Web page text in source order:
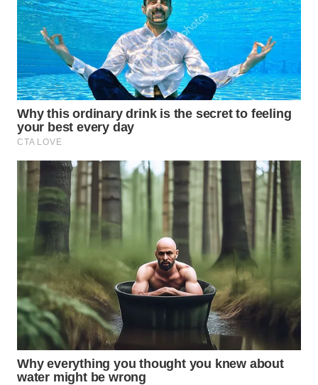
WN
CIANJUR
WN
KEPULAUAN
SERIBU
TANGERANG
WN
BINJAI
WN
CIREBON
WN
INDRAMAYU
WN
KUNINGAN